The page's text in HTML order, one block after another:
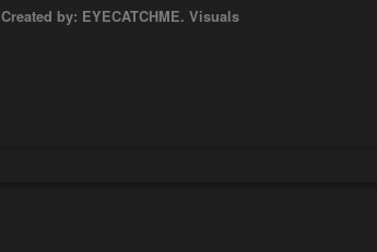
Created by: EYECATCHME. Visuals